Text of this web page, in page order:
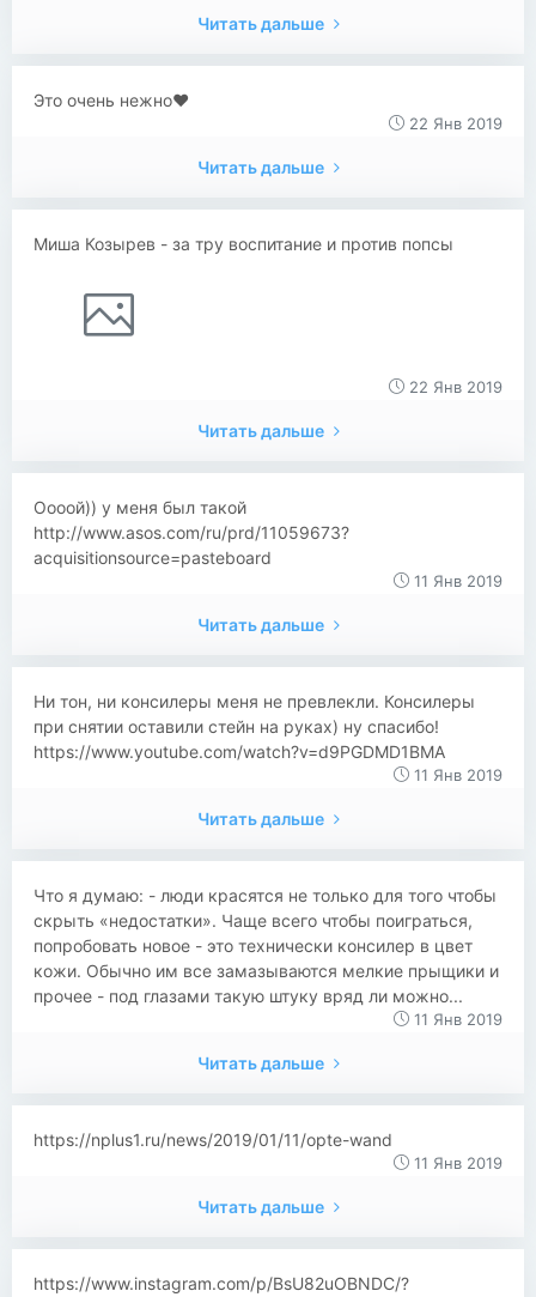
Читать дальше
Это очень нежно❤️
22 Янв 2019
Читать дальше
Миша Козырев - за тру воспитание и против попсы
22 Янв 2019
Читать дальше
Оооой)) у меня был такой
http://www.asos.com/ru/prd/11059673?
acquisitionsource=pasteboard
11 Янв 2019
Читать дальше
Ни тон, ни консилеры меня не превлекли. Консилеры
при снятии оставили стейн на руках) ну спасибо!
https://www.youtube.com/watch?v=d9PGDMD1BMA
11 Янв 2019
Читать дальше
Что я думаю: - люди красятся не только для того чтобы
скрыть «недостатки». Чаще всего чтобы поиграться,
попробовать новое - это технически консилер в цвет
кожи. Обычно им все замазываются мелкие прыщики и
прочее - под глазами такую штуку вряд ли можно...
11 Янв 2019
Читать дальше
https://nplus1.ru/news/2019/01/11/opte-wand
11 Янв 2019
Читать дальше
https://www.instagram.com/p/BsU82uOBNDC/?